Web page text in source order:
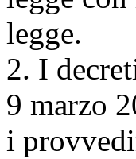
legge.
2. I
9 marzo
i